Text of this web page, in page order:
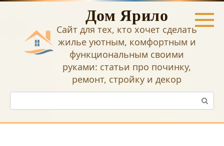
Перейти
Дом Ярило
Сайт для тех, кто хочет сделать
жилье уютным, комфортным и
функциональным своими
руками: статьи про починку,
ремонт, стройку и декор
Поиск: